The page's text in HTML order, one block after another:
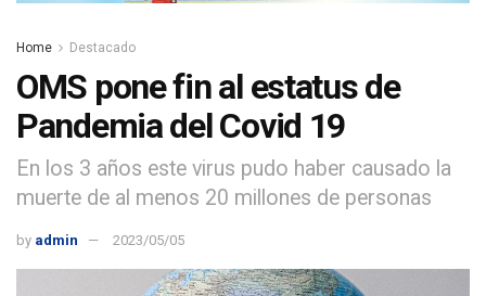
Home Destacado
OMS pone fin al estatus de
Pandemia del Covid 19
En los 3 años este virus pudo haber causado la
muerte de al menos 20 millones de personas
by admin 2023/05/05